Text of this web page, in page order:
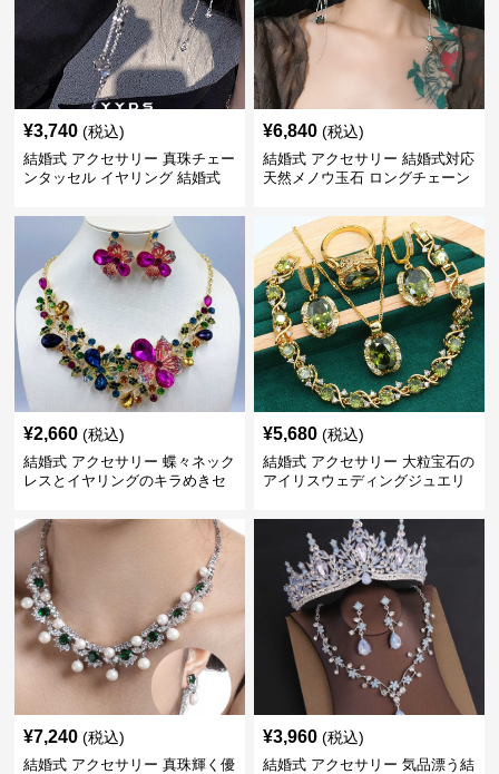
¥3,740 (税込)
結婚式 アクセサリー 真珠チェー
ンタッセル イヤリング 結婚式
¥6,840 (税込)
結婚式 アクセサリー 結婚式対応
天然メノウ玉石 ロングチェーン
¥2,660 (税込)
結婚式 アクセサリー 蝶々ネック
レスとイヤリングのキラめきセ
¥5,680 (税込)
結婚式 アクセサリー 大粒宝石の
アイリスウェディングジュエリ
¥7,240 (税込)
結婚式 アクセサリー 真珠輝く優
¥3,960 (税込)
結婚式 アクセサリー 気品漂う結